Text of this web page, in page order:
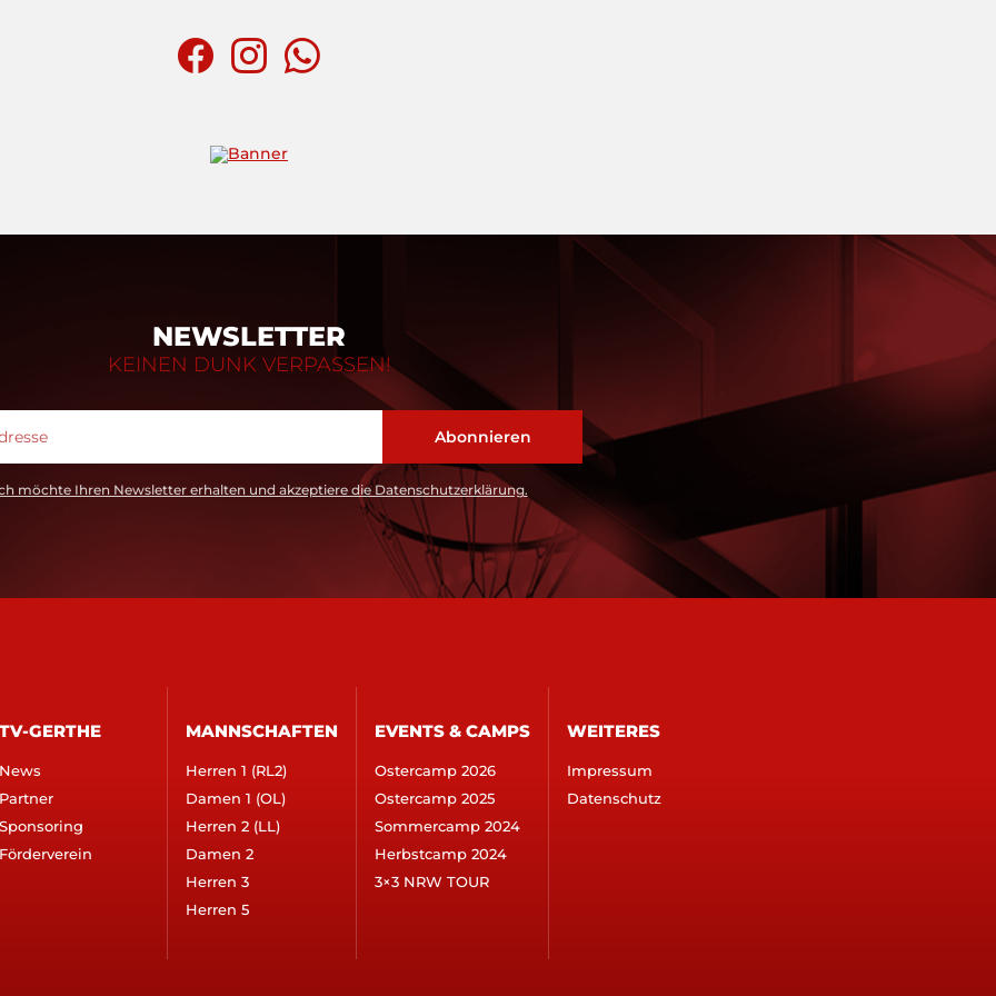
NEWSLETTER
KEINEN DUNK VERPASSEN!
möchte Ihren Newsletter erhalten und akzeptiere die Datenschutzerklärung.
GERTHE MANNSCHAFTEN
Herren 1 (RL2)
Damen 1 (OL)
Herren 2 (LL)
Damen 2
Herren 3
Herren 5
EVENTS & CAMPS
Ostercamp 2026
Ostercamp 2025
Sommercamp 2024
Herbstcamp 2024
3×3 NRW TOUR
WEITERES
Impressum
Datenschutz